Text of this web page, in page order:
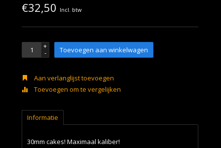
€32,50 Incl. btw
+
- Toevoegen aan winkelwagen
Aan verlanglijst toevoegen
Toevoegen om te vergelijken
Informatie
30mm cakes! Maximaal kaliber!